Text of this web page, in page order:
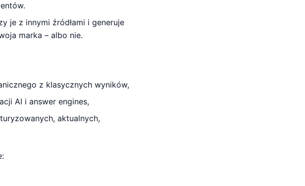
je z innymi źródłami i generuje
marka – albo nie.
z klasycznych wyników,
AI i answer engines,
aktualnych,